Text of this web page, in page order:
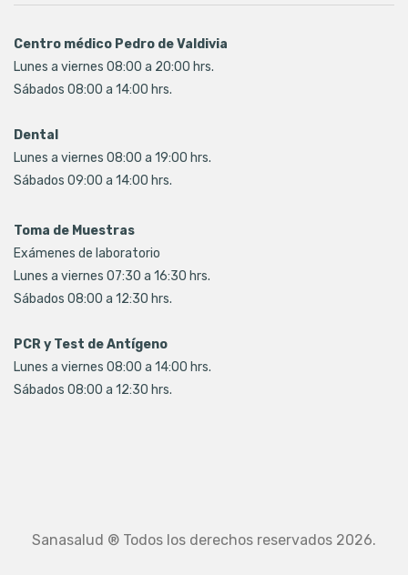
Centro médico Pedro de Valdivia
Lunes a viernes 08:00 a 20:00 hrs.
Sábados 08:00 a 14:00 hrs.
Dental
Lunes a viernes 08:00 a 19:00 hrs.
Sábados 09:00 a 14:00 hrs.
Toma de Muestras
Exámenes de laboratorio
Lunes a viernes 07:30 a 16:30 hrs.
Sábados 08:00 a 12:30 hrs.
PCR y Test de Antígeno
Lunes a viernes 08:00 a 14:00 hrs.
Sábados 08:00 a 12:30 hrs.
Sanasalud ® Todos los derechos reservados 2026.